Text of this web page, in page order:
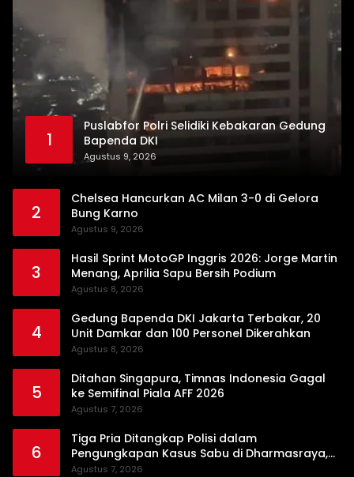
1
Puslabfor Polri Selidiki Kebakaran Gedung
Bapenda DKI
Agustus 9, 2026
2
Chelsea Hancurkan AC Milan 3-0 di Gelora
Bung Karno
Agustus 9, 2026
3
Hasil Sprint MotoGP Inggris 2026: Jorge Martin
Menang, Aprilia Sapu Bersih Podium
Agustus 8, 2026
4
Gedung Bapenda DKI Jakarta Terbakar, 20
Unit Damkar dan 100 Personel Dikerahkan
Agustus 8, 2026
5
Ditahan Singapura, Timnas Indonesia Gagal
ke Semifinal Piala AFF 2026
Agustus 7, 2026
6
Tiga Pria Ditangkap Polisi dalam
Pengungkapan Kasus Sabu di Dharmasraya,
Timbangan Digital hingga Bong Disita
Agustus 7, 2026